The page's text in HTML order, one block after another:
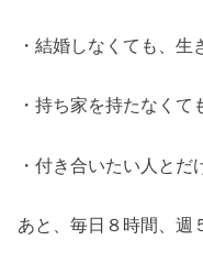
・結婚しなくても、生
・持ち家を持たなくて
・付き合いたい人と
あと、毎日８時間、週